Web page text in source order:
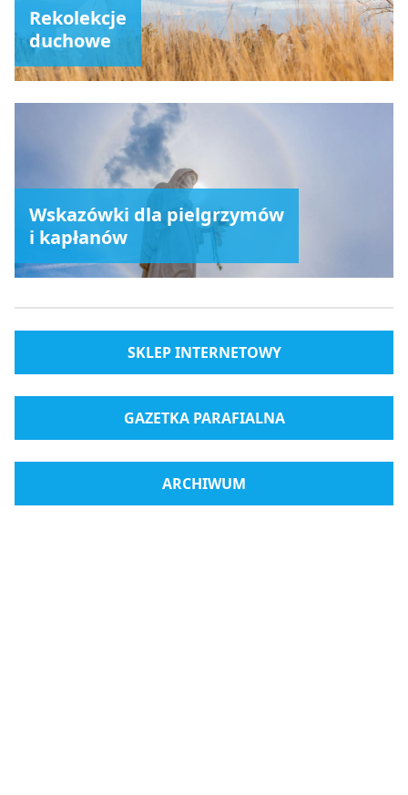
Rekolekcje
duchowe
Wskazówki dla pielgrzymów
i kapłanów
SKLEP INTERNETOWY
GAZETKA PARAFIALNA
ARCHIWUM